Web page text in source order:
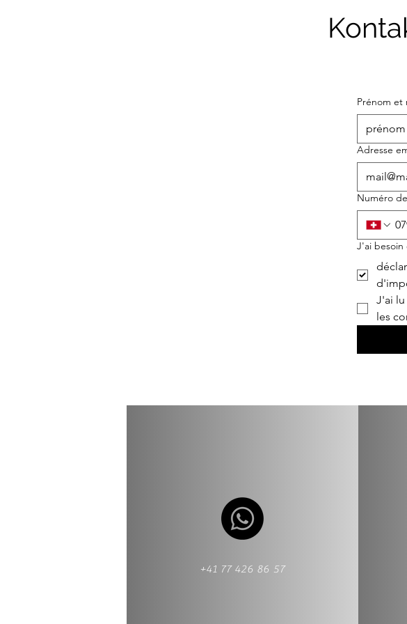
Prénom et
Adresse
Numéro
J'ai besoin
J'ai
les
+41 77 426 86 57